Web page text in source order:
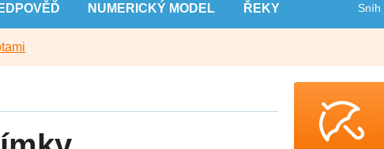
NUMERICKÝ MODEL ŘEKY Sníh